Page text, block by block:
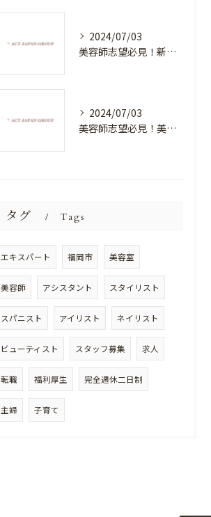
2024/07/03
美容師志望必見！新たな価値を創造する美容室でハイレベルな技術を学べる環境
2024/07/03
美容師志望必見！美容室NEWSTANDARDで最高のスキルアップを目指そう！
タグ Tags
エキスパート 福岡市 美容室
美容師 アシスタント スタイリスト
スパニスト アイリスト ネイリスト
ビューティスト スタッフ募集 求人
転職 福利厚生 完全週休二日制
主婦 子育て